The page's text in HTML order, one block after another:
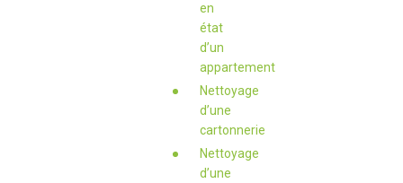
en
état
d’un
appartement
Nettoyage
d’une
cartonnerie
Nettoyage
d’une